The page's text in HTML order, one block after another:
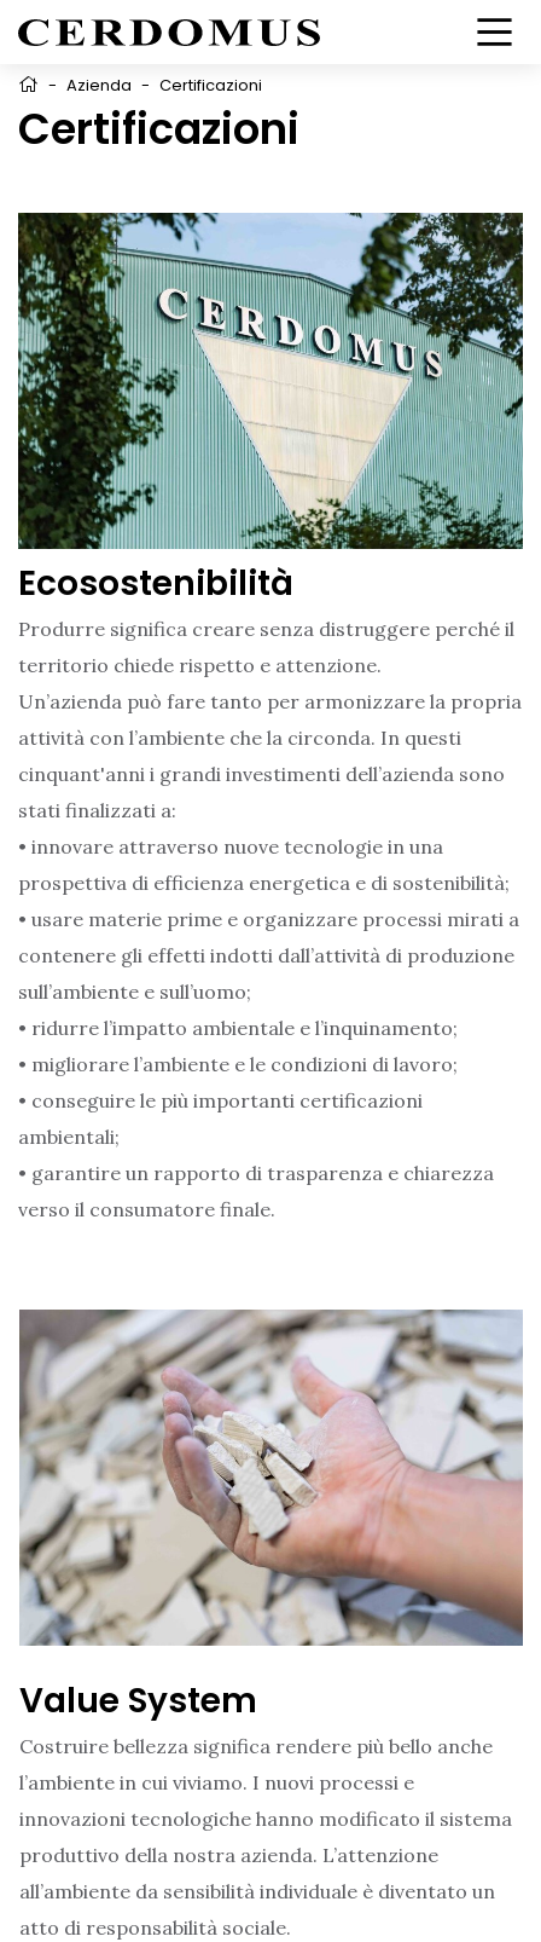
- Azienda - Certificazioni
Certificazioni
Ecosostenibilità
Produrre significa creare senza distruggere perché il
territorio chiede rispetto e attenzione.
Un’azienda può fare tanto per armonizzare la propria
attività con l’ambiente che la circonda. In questi
cinquant'anni i grandi investimenti dell’azienda sono
stati finalizzati a:
• innovare attraverso nuove tecnologie in una
prospettiva di efficienza energetica e di sostenibilità;
• usare materie prime e organizzare processi mirati a
contenere gli effetti indotti dall’attività di produzione
sull’ambiente e sull’uomo;
• ridurre l’impatto ambientale e l’inquinamento;
• migliorare l’ambiente e le condizioni di lavoro;
• conseguire le più importanti certificazioni
ambientali;
• garantire un rapporto di trasparenza e chiarezza
verso il consumatore finale.
Value System
Costruire bellezza significa rendere più bello anche
l’ambiente in cui viviamo. I nuovi processi e
innovazioni tecnologiche hanno modificato il sistema
produttivo della nostra azienda. L’attenzione
all’ambiente da sensibilità individuale è diventato un
atto di responsabilità sociale.